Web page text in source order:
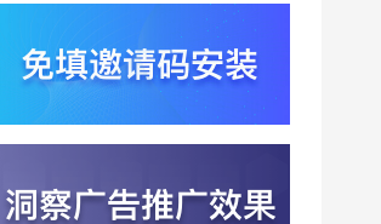
行云科技算力订单超154
亿？底座产能扩张激活
AI应用多终端流转新周
2026-08-04
苹果带摄像头的 AirPods
爆硬件分发与全渠道归
因升级
2026-08-03